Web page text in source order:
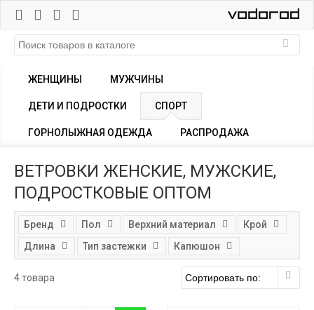
ЖЕНЩИНЫ МУЖЧИНЫ
ДЕТИ И ПОДРОСТКИ СПОРТ
ГОРНОЛЫЖНАЯ ОДЕЖДА РАСПРОДАЖА
ВЕТРОВКИ ЖЕНСКИЕ, МУЖСКИЕ,
ПОДРОСТКОВЫЕ ОПТОМ
Бренд Пол Верхний материал
Крой
Длина
Тип застежки Капюшон
4 товара